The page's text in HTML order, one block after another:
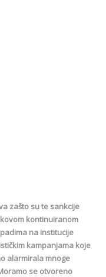
zašto su te sankcije
kontinuiranom
na institucije
kampanjama koje
alarmirala mnoge
se otvoreno